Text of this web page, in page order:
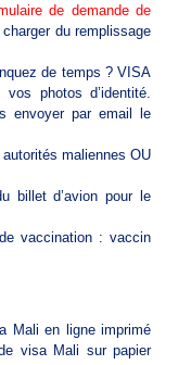
de demande de
du remplissage
de temps ? VISA
photos d’identité.
envoyer par email le
maliennes OU
billet d’avion pour le
vaccination : vaccin
Mali en ligne imprimé
visa Mali sur papier